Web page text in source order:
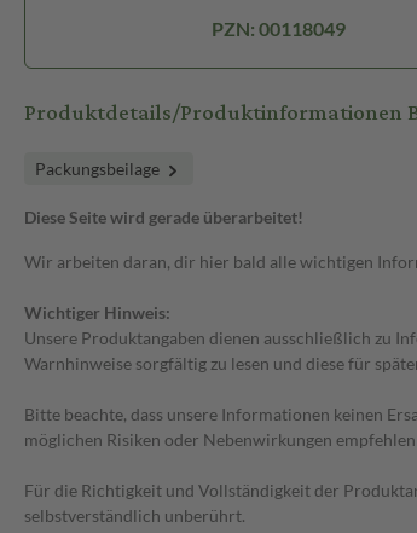
PZN: 00118049
Produktdetails/Produktinformationen
Packungsbeilage
Diese Seite wird gerade überarbeitet!
Wir arbeiten daran, dir hier bald alle wichtigen
Wichtiger Hinweis:
Unsere Produktangaben dienen ausschließlich zu
Warnhinweise sorgfältig zu lesen und diese für
Bitte beachte, dass unsere Informationen keinen
möglichen Risiken oder Nebenwirkungen
Für die Richtigkeit und Vollständigkeit der
selbstverständlich unberührt.